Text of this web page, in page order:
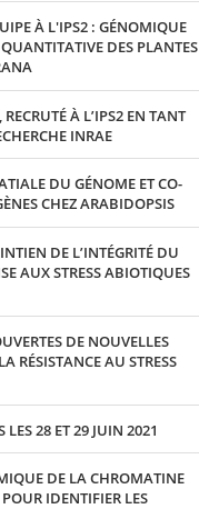
À L'IPS2 : GÉNOMIQUE
DES PLANTES
À L’IPS2 EN TANT
INRAE
DU GÉNOME ET CO-
CHEZ ARABIDOPSIS
DE L’INTÉGRITÉ DU
AUX STRESS ABIOTIQUES
DE NOUVELLES
RÉSISTANCE AU STRESS
LES 28 ET 29 JUIN 2021
DE LA CHROMATINE
IDENTIFIER LES